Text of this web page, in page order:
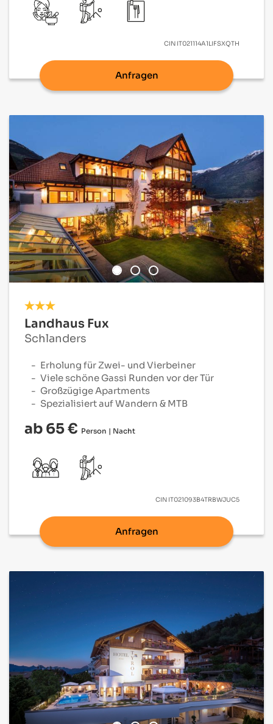
CIN IT021114A1LIFSXQTH
Anfragen
Landhaus Fux
Schlanders
Erholung für Zwei- und Vierbeiner
Viele schöne Gassi Runden vor der Tür
Großzügige Apartments
Spezialisiert auf Wandern & MTB
ab 65 € Person | Nacht
CIN IT021093B4TRBWJUC5
Anfragen